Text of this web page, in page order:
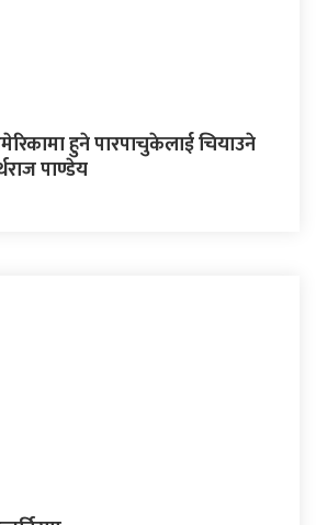
हुने पारपाचुकेलाई चियाउने
पाण्डेय